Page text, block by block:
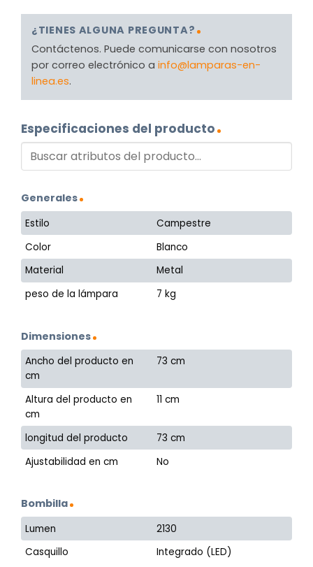
¿TIENES ALGUNA PREGUNTA?
Contáctenos. Puede comunicarse con nosotros
por correo electrónico a info@lamparas-en-
linea.es.
Especificaciones del producto
Generales
Estilo
Campestre
Color
Blanco
Material
Metal
peso de la lámpara
7 kg
Dimensiones
Ancho del producto en
cm
73 cm
Altura del producto en
cm
11 cm
longitud del producto
73 cm
Ajustabilidad en cm
No
Bombilla
Lumen
2130
Casquillo
Integrado (LED)